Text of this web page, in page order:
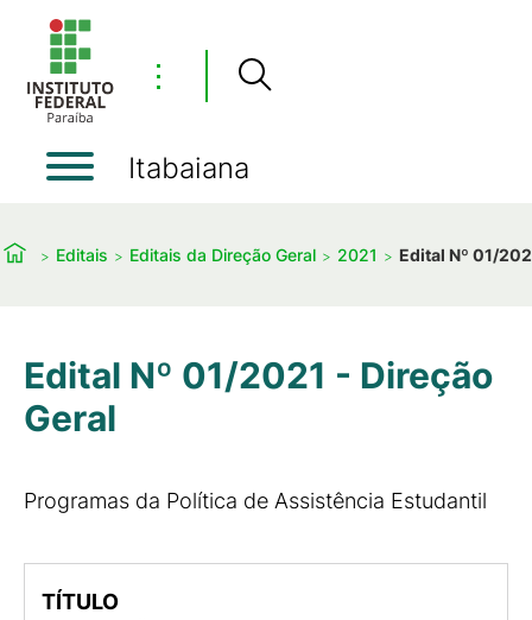
⋮
Itabaiana
Editais Editais da Direção Geral 2021 Edital Nº 01/
Edital Nº 01/2021 - Direção
Geral
Programas da Política de Assistência Estudantil
TÍTULO